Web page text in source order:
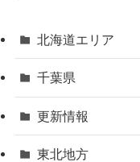
北海道エリア
千葉県
更新情報
東北地方